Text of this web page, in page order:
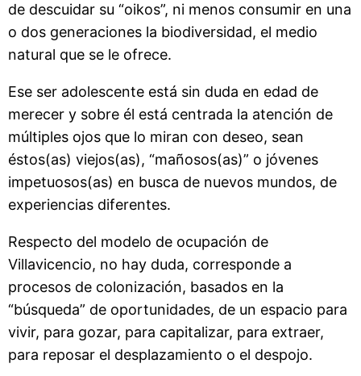
de descuidar su “oikos”, ni menos consumir en una
o dos generaciones la biodiversidad, el medio
natural que se le ofrece.
Ese ser adolescente está sin duda en edad de
merecer y sobre él está centrada la atención de
múltiples ojos que lo miran con deseo, sean
éstos(as) viejos(as), “mañosos(as)” o jóvenes
impetuosos(as) en busca de nuevos mundos, de
experiencias diferentes.
Respecto del modelo de ocupación de
Villavicencio, no hay duda, corresponde a
procesos de colonización, basados en la
“búsqueda” de oportunidades, de un espacio para
vivir, para gozar, para capitalizar, para extraer,
para reposar el desplazamiento o el despojo.